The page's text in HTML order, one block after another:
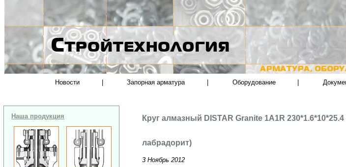
Новости Запорная арматура Оборудование
Наша продукция Круг алмазный DISTAR Granite 1A1R 230*1.6*10*25.4
лабрадорит)
3 Ноябрь 2012